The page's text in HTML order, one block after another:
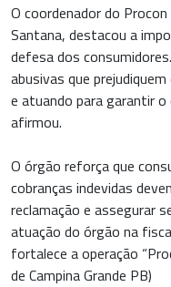
O coordenador do Procon
Santana, destacou a
defesa dos
abusivas que
e atuando para garantir o
afirmou.
O órgão reforça que
cobranças indevidas
reclamação e assegurar
atuação do órgão na
fortalece a operação
de Campina Grande PB)